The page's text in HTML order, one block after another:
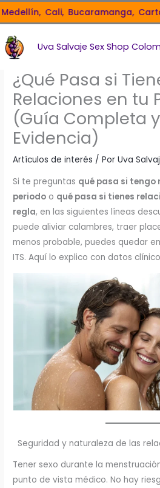
Ir
al
contenido
Cali, Bucaramanga,
Uva Salvaje Sex Shop
¿Qué Pasa si
Relaciones en tu
(Guía Completa
Evidencia)
Artículos de interés / PorUva
Si te preguntas qué pasa si tengo
periodo o qué pasa si tienes
regla, en las siguientes líneas
puede aliviar calambres, traer
menos probable, puedes quedar
ITS. Aquí lo explico con datos
Seguridad y naturaleza de las
Tener sexo durante la
punto de vista médico. No hay